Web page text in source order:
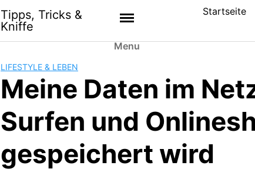
Tipps, Tricks &
Kniffe
Menu
Startseite
LIFESTYLE & LEBEN
Meine Daten im
Surfen und
gespeichert wird